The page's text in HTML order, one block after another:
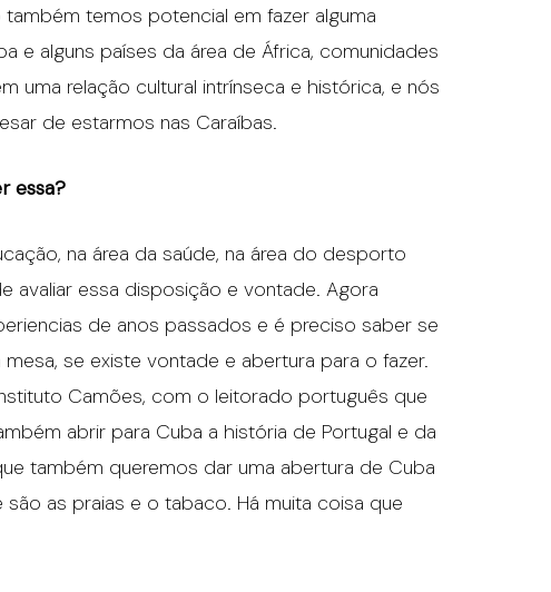
temos potencial em fazer alguma
e alguns países da área de África, comunidades
uma relação cultural intrínseca e histórica, e nós
de estarmos nas Caraíbas.
essa?
na área da saúde, na área do desporto
avaliar essa disposição e vontade. Agora
de anos passados e é preciso saber se
se existe vontade e abertura para o fazer.
Camões, com o leitorado português que
abrir para Cuba a história de Portugal e da
também queremos dar uma abertura de Cuba
as praias e o tabaco. Há muita coisa que